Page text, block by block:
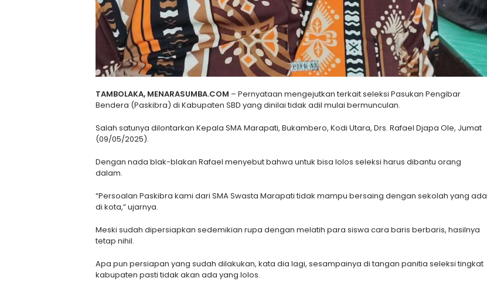
TAMBOLAKA, MENARASUMBA.COM – Pernyataan mengejutkan terkait seleksi Pasukan Pengibar
Bendera (Paskibra) di Kabupaten SBD yang dinilai tidak adil mulai bermunculan.
Salah satunya dilontarkan Kepala SMA Marapati, Bukambero, Kodi Utara, Drs. Rafael Djapa Ole, Jumat
(09/05/2025).
Dengan nada blak-blakan Rafael menyebut bahwa untuk bisa lolos seleksi harus dibantu orang
dalam.
“Persoalan Paskibra kami dari SMA Swasta Marapati tidak mampu bersaing dengan sekolah yang ada
di kota,” ujarnya.
Meski sudah dipersiapkan sedemikian rupa dengan melatih para siswa cara baris berbaris, hasilnya
tetap nihil.
Apa pun persiapan yang sudah dilakukan, kata dia lagi, sesampainya di tangan panitia seleksi tingkat
kabupaten pasti tidak akan ada yang lolos.